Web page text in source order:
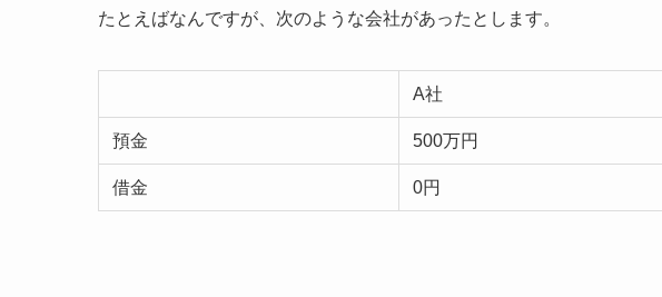
たとえばなんですが、次のような会社があったとします。
A社
預金 500万円
借金 0円